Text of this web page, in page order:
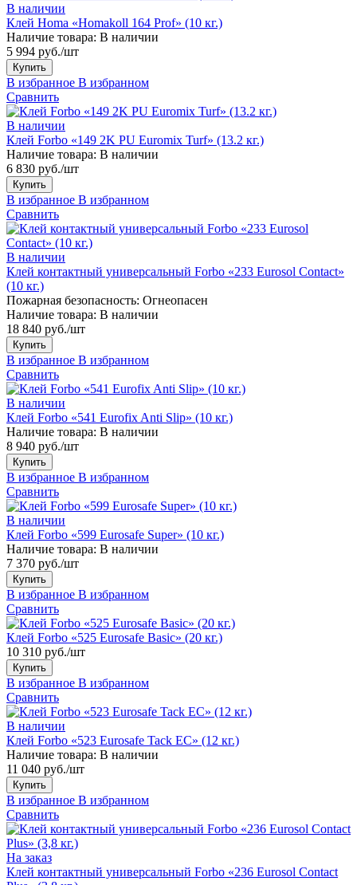
В наличии
Клей Homa «Homakoll 164 Prof» (10 кг.)
Наличие товара: В наличии
5 994 руб./шт
Купить
В избранное В избранном
Сравнить
В наличии
Клей Forbo «149 2K PU Euromix Turf» (13.2 кг.)
Наличие товара: В наличии
6 830 руб./шт
Купить
В избранное В избранном
Сравнить
В наличии
Клей контактный универсальный Forbo «233 Eurosol Contact»
(10 кг.)
Пожарная безопасность: Огнеопасен
Наличие товара: В наличии
18 840 руб./шт
Купить
В избранное В избранном
Сравнить
В наличии
Клей Forbo «541 Eurofix Anti Slip» (10 кг.)
Наличие товара: В наличии
8 940 руб./шт
Купить
В избранное В избранном
Сравнить
В наличии
Клей Forbo «599 Eurosafe Super» (10 кг.)
Наличие товара: В наличии
7 370 руб./шт
Купить
В избранное В избранном
Сравнить
Клей Forbo «525 Eurosafe Basic» (20 кг.)
10 310 руб./шт
Купить
В избранное В избранном
Сравнить
В наличии
Клей Forbo «523 Eurosafe Tack EC» (12 кг.)
Наличие товара: В наличии
11 040 руб./шт
Купить
В избранное В избранном
Сравнить
На заказ
Клей контактный универсальный Forbo «236 Eurosol Contact